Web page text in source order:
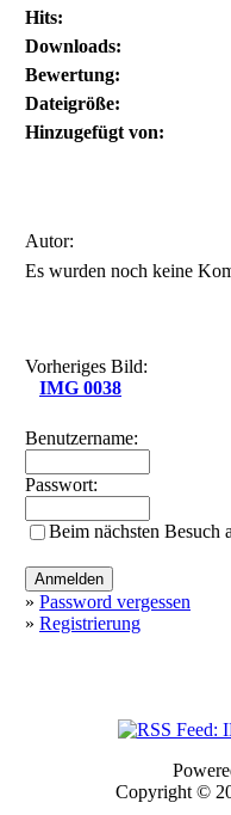
Hits:
Downloads:
Bewertung:
Dateigröße:
Hinzugefügt von:
Autor:
Es wurden noch keine
Vorheriges Bild:
IMG 0038
Benutzername:
Passwort:
Beim nächsten Besuch
» Password vergessen
» Registrierung
Copyright ©